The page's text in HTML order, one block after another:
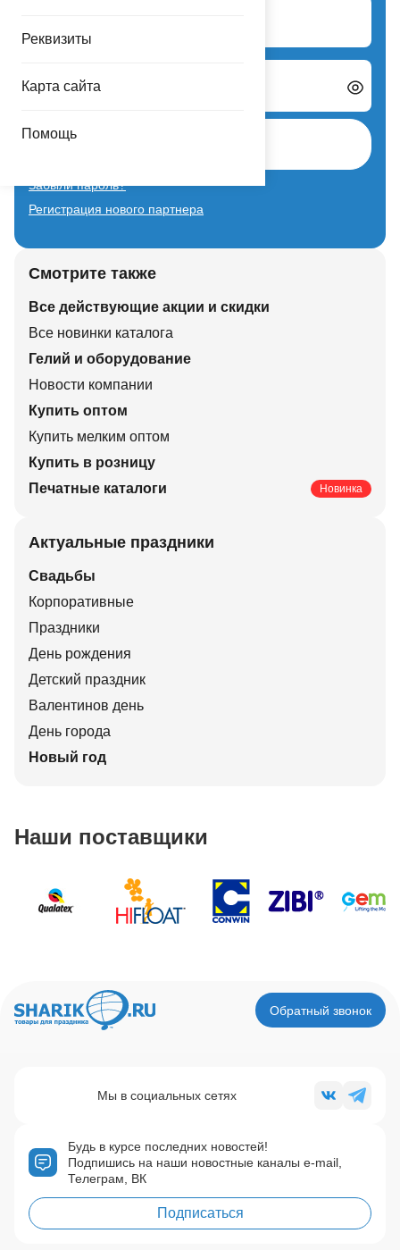
Реквизиты
Карта сайта
Помощь
Пароль
Забыли пароль?
Регистрация нового партнера
Смотрите также
Все действующие акции и скидки
Все новинки каталога
Гелий и оборудование
Новости компании
Купить оптом
Купить мелким оптом
Купить в розницу
Печатные каталоги
Новинка
Актуальные праздники
Свадьбы
Корпоративные
Праздники
День рождения
Детский праздник
Валентинов день
День города
Новый год
Наши поставщики
Обратный звонок
Будь в курсе последних новостей!
Подпишись на наши новостные каналы e-mail,
Телеграм, ВК
Подписаться
Мы в социальных сетях